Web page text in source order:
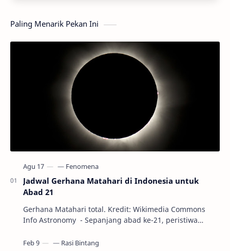
Paling Menarik Pekan Ini
Jadwal Gerhana Matahari di Indonesia untuk
Abad 21
Gerhana Matahari total. Kredit: Wikimedia Commons
Info Astronomy - Sepanjang abad ke-21, peristiwa